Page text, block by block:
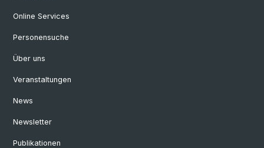
Online Services
Personensuche
Über uns
Veranstaltungen
News
Newsletter
Publikationen